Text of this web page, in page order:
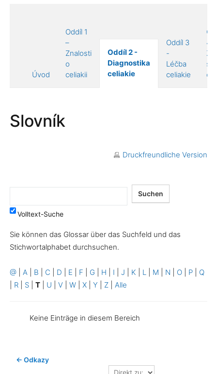
Úvod
Oddíl 1
–
Znalosti
o
celiakii
Oddíl 2 -
Diagnostika
celiakie
Oddíl 3
-
Léčba
celiakie
4 –
s
Slovník
Druckfreundliche Version
Volltext-Suche
Sie können das Glossar über das Suchfeld und das
Stichwortalphabet durchsuchen.
@ A B C D E F G H I J K L M N O P
Q
R S T U V W X Y Z Alle
Keine Einträge in diesem Bereich
← Odkazy
Direkt